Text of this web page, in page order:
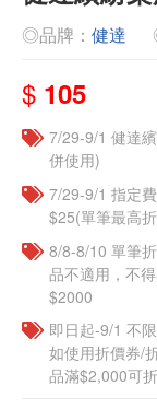
◎品牌： 健達
$ 105
7/29-9/1 健達
併使用)
7/29-9/1 指定
$25(單筆最高
8/8-8/10 單筆
品不適用，不
$2000
即日起-9/1 不
如使用折價券/
品滿$2,000可